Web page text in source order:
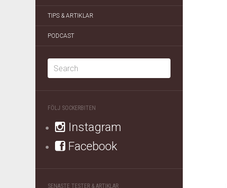
TIPS & ARTIKLAR
PODCAST
FÖLJ SOCKERBITEN
Instagram
Facebook
SENASTE TESTER & ARTIKLAR